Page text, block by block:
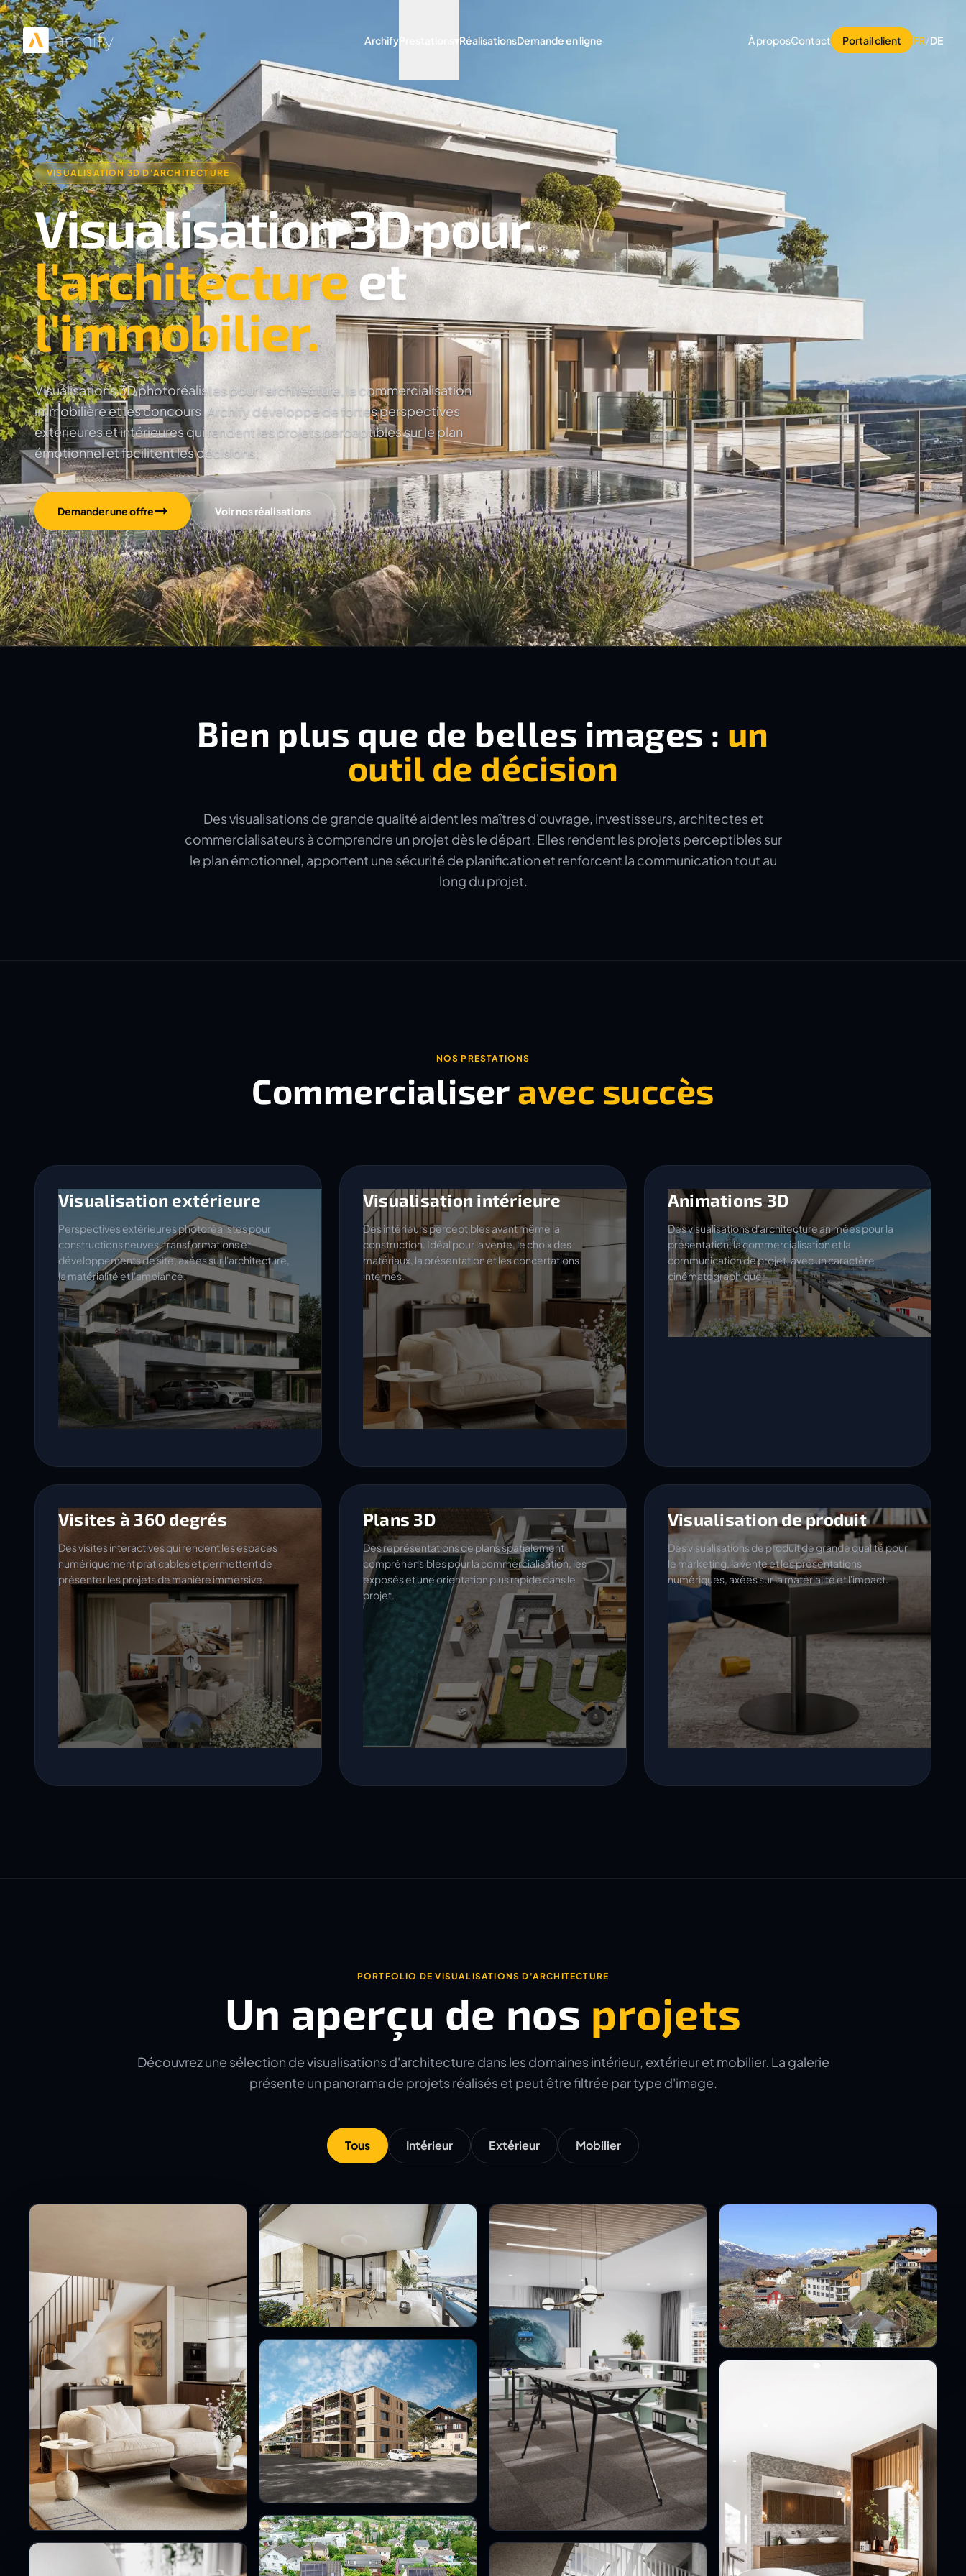
ArchifyPrestations RéalisationsDemande en ligne À proposContact Portail client FR/DE
VISUALISATION 3D D'ARCHITECTURE
Visualisation 3D pour
l'architectureet
l'immobilier.
Visualisations 3D photoréalistes pour l'architecture, la commercialisation
immobilière et les concours. Archify développe de fortes perspectives
extérieures et intérieures qui rendent les projets perceptibles sur le plan
émotionnel et facilitent les décisions.
Demander une offre Voir nos réalisations
Bien plus que de belles images : un
outil de décision
Des visualisations de grande qualité aident les maîtres d'ouvrage, investisseurs, architectes et
commercialisateurs à comprendre un projet dès le départ. Elles rendent les projets perceptibles sur
le plan émotionnel, apportent une sécurité de planification et renforcent la communication tout au
long du projet.
NOS PRESTATIONS
Commercialiser avec succès
Visualisation extérieure
Perspectives extérieures photoréalistes pour
constructions neuves, transformations et
développements de site, axées sur l'architecture,
la matérialité et l'ambiance.
Visualisation intérieure
Des intérieurs perceptibles avant même la
construction. Idéal pour la vente, le choix des
matériaux, la présentation et les concertations
internes.
Animations 3D
Des visualisations d'architecture animées pour la
présentation, la commercialisation et la
communication de projet, avec un caractère
cinématographique.
Visites à 360 degrés
Des visites interactives qui rendent les espaces
numériquement praticables et permettent de
présenter les projets de manière immersive.
Plans 3D
Des représentations de plans spatialement
compréhensibles pour la commercialisation, les
exposés et une orientation plus rapide dans le
projet.
Visualisation de produit
Des visualisations de produit de grande qualité pour
le marketing, la vente et les présentations
numériques, axées sur la matérialité et l'impact.
PORTFOLIO DE VISUALISATIONS D'ARCHITECTURE
Un aperçu de nos projets
Découvrez une sélection de visualisations d'architecture dans les domaines intérieur, extérieur et mobilier. La galerie
présente un panorama de projets réalisés et peut être filtrée par type d'image.
Tous Intérieur Extérieur Mobilier